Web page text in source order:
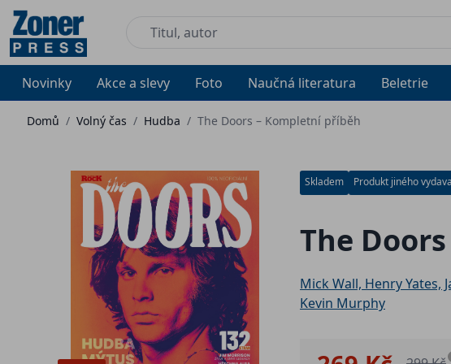
Novinky Akce a slevy Foto Naučná literatura Beletrie
Domů / Volný čas / Hudba / The Doors – Kompletní příběh
Skladem Produkt jiného
The
Mick Wall, Henry Yates,
Kevin Murphy